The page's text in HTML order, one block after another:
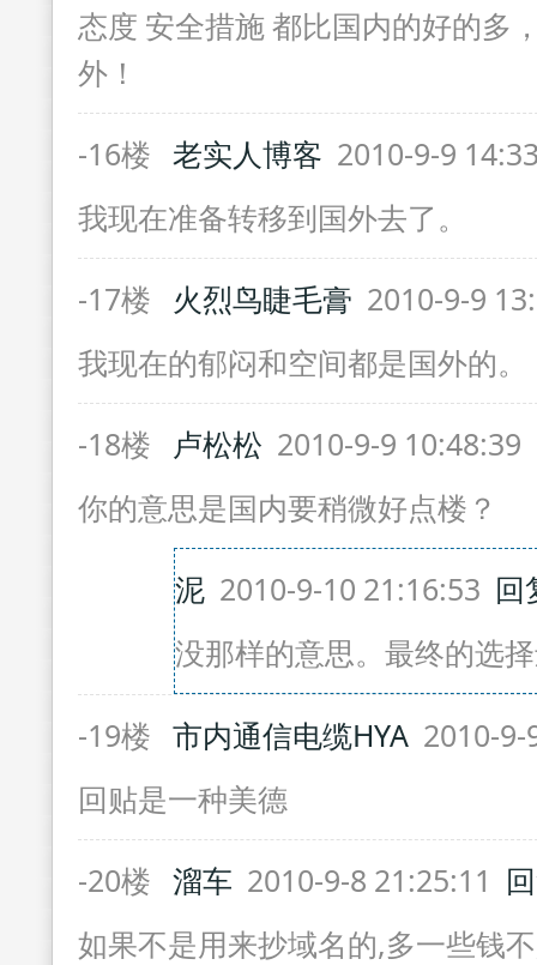
态度 安全措施 都比国内的好的多
外！
-16楼 老实人博客 2010-9-9
我现在准备转移到国外去了。
-17楼
火烈鸟睫毛膏 2010-9-9
我现在的郁闷和空间都是国外的。
-18楼
卢松松 2010-9-9 10:48:39
你的意思是国内要稍微好点楼？
泥 2010-9-10 21:16:53 回
没那样的意思。最终的选
-19楼 市内通信电缆HYA 2010-
回贴是一种美德
-20楼 溜车 2010-9-8 21:25:11
如果不是用来抄域名的,多一些钱